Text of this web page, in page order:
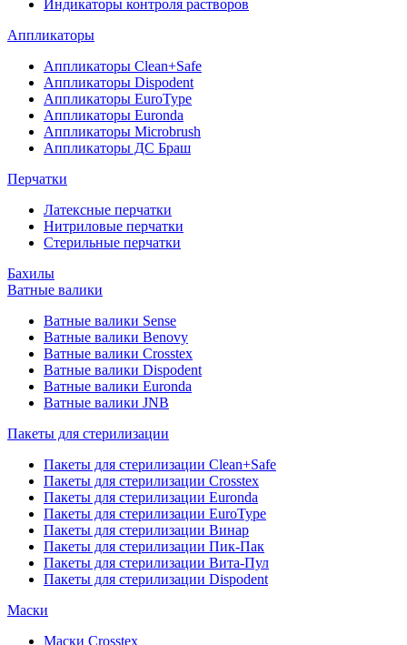
Индикаторы контроля растворов
Аппликаторы
Аппликаторы Clean+Safe
Аппликаторы Dispodent
Аппликаторы EuroType
Аппликаторы Euronda
Аппликаторы Microbrush
Аппликаторы ДС Браш
Перчатки
Латексные перчатки
Нитриловые перчатки
Стерильные перчатки
Бахилы
Ватные валики
Ватные валики Sense
Ватные валики Benovy
Ватные валики Crosstex
Ватные валики Dispodent
Ватные валики Euronda
Ватные валики JNB
Пакеты для стерилизации
Пакеты для стерилизации Clean+Safe
Пакеты для стерилизации Crosstex
Пакеты для стерилизации Euronda
Пакеты для стерилизации EuroType
Пакеты для стерилизации Винар
Пакеты для стерилизации Пик-Пак
Пакеты для стерилизации Вита-Пул
Пакеты для стерилизации Dispodent
Маски
Маски Crosstex